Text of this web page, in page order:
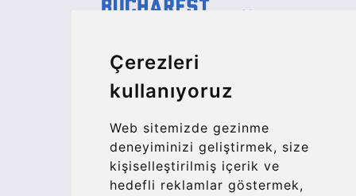
Çerezleri
kullanıyoruz
Web sitemizde gezinme
deneyiminizi geliştirmek, size
kişiselleştirilmiş içerik ve
hedefli reklamlar göstermek,
www.uptransfers.com
Office 1, 91 Market Street
Company number: 07800530
© 2026 Kraken Travel Ltd.